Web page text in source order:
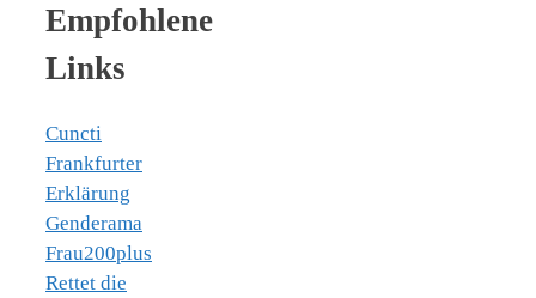
Empfohlene
Links
Cuncti
Frankfurter
Erklärung
Genderama
Frau200plus
Rettet die